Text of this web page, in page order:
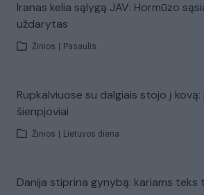
Iranas kelia sąlygą JAV: Hormūzo
uždarytas
Žinios Pasaulis
Rupkalviuose su dalgiais stojo į
šienpjoviai
Žinios Lietuvos diena
Danija stiprina gynybą: kariams teks